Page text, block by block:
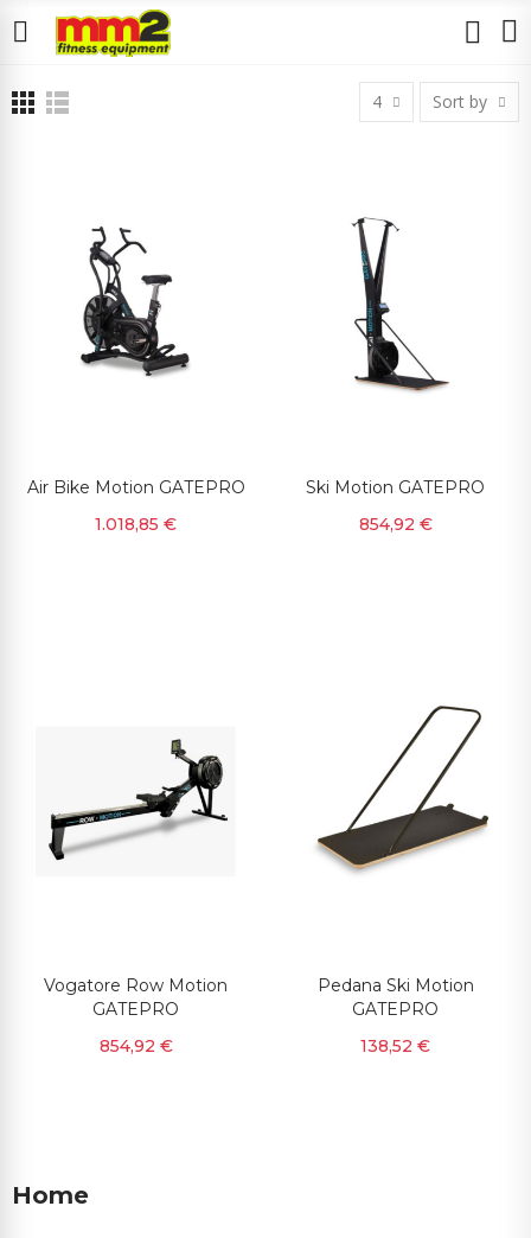
4 Sort by
Air Bike Motion GATEPRO
1.018,85 €
Ski Motion GATEPRO
854,92 €
Vogatore Row Motion
GATEPRO
854,92 €
Pedana Ski Motion
GATEPRO
138,52 €
Home